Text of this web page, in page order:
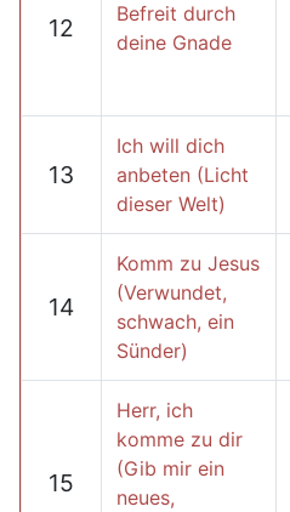
12
Befreit durch
deine Gnade
13
Ich will dich
anbeten (Licht
dieser Welt)
14
Komm zu Jesus
(Verwundet,
schwach, ein
Sünder)
15
Herr, ich
komme zu dir
(Gib mir ein
neues,